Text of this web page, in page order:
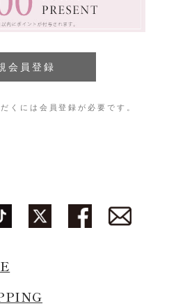
くには会員登録が必要です。